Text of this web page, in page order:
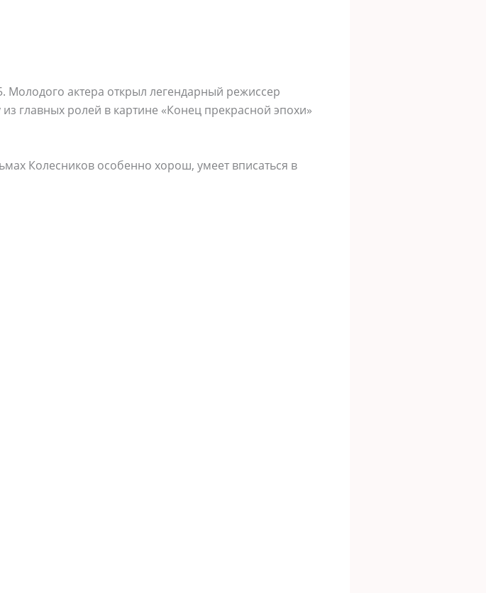
Молодого актера открыл легендарный режиссер
главных ролей в картине «Конец прекрасной эпохи»
Колесников особенно хорош, умеет вписаться в